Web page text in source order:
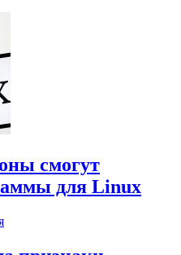
смогут
для Linux